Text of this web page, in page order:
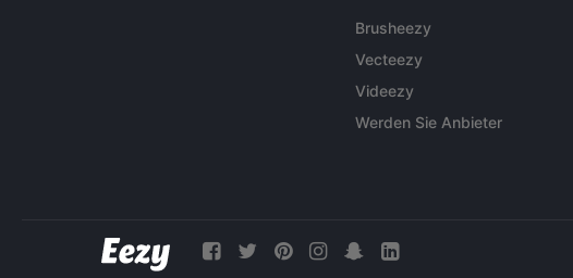
Brusheezy
Vecteezy
Videezy
Werden Sie Anbieter